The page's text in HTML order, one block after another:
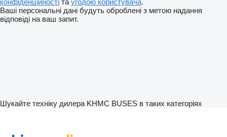
конфіденційності та угодою користувача.
Ваші персональні дані будуть оброблені з метою надання
відповіді на ваш запит.
Шукайте техніку дилера KHMC BUSES в таких категоріях